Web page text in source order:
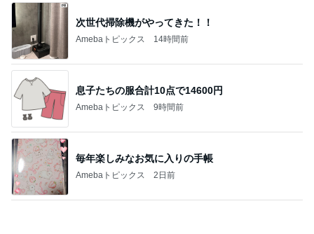
次世代掃除機がやってきた！！
Amebaトピックス 14時間前
息子たちの服合計10点で14600円
Amebaトピックス 9時間前
毎年楽しみなお気に入りの手帳
Amebaトピックス 2日前